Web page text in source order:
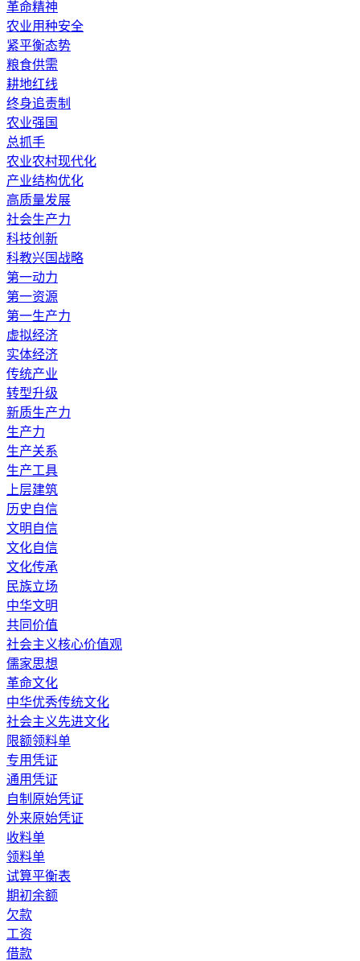
革命精神
农业用种安全
紧平衡态势
粮食供需
耕地红线
终身追责制
农业强国
总抓手
农业农村现代化
产业结构优化
高质量发展
社会生产力
科技创新
科教兴国战略
第一动力
第一资源
第一生产力
虚拟经济
实体经济
传统产业
转型升级
新质生产力
生产力
生产关系
生产工具
上层建筑
历史自信
文明自信
文化自信
文化传承
民族立场
中华文明
共同价值
社会主义核心价值观
儒家思想
革命文化
中华优秀传统文化
社会主义先进文化
限额领料单
专用凭证
通用凭证
自制原始凭证
外来原始凭证
收料单
领料单
试算平衡表
期初余额
欠款
工资
借款